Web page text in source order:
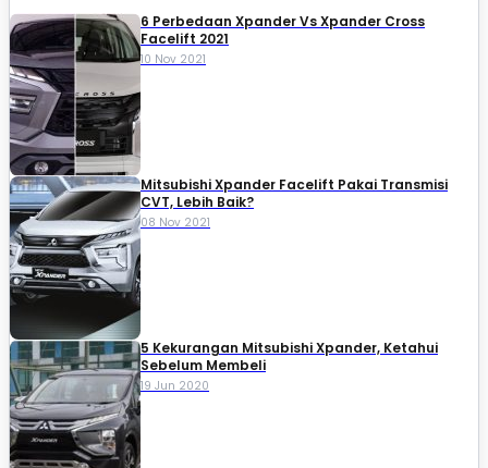
6 Perbedaan Xpander Vs Xpander Cross
Facelift 2021
10 Nov 2021
Mitsubishi Xpander Facelift Pakai Transmisi
CVT, Lebih Baik?
08 Nov 2021
5 Kekurangan Mitsubishi Xpander, Ketahui
Sebelum Membeli
19 Jun 2020